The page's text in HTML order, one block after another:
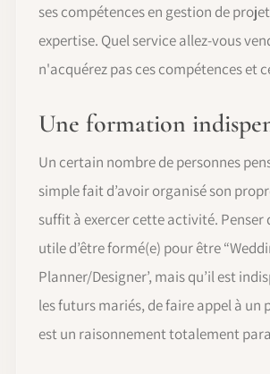
ses compétences en gestion de
expertise. Quel service allez-vous
n'acquérez pas ces compétences et
Une formation
Un certain nombre de personnes
simple fait d’avoir organisé son
suffit à exercer cette activité. Penser
utile d’être formé(e) pour être
Planner/Designer’, mais qu’il est
les futurs mariés, de faire appel à un
est un raisonnement totalement